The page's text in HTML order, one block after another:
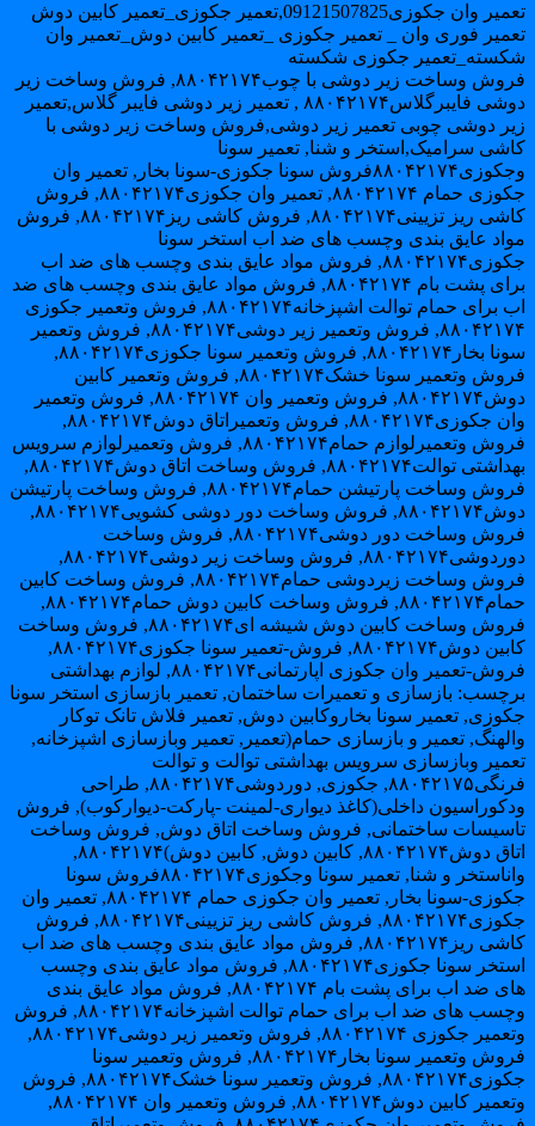
وان جکوزی09121507825,تعمیر جکوزی_تعمیر کابین دوش
فوری وان _ تعمیر جکوزی _تعمیر کابین دوش_تعمیر وان
جکوزی شکسته
فروش وساخت زیر دوشی با چوب۸۸۰۴۲۱۷۴, فروش وساخت زیر
دوشی فایبرگلاس۸۸۰۴۲۱۷۴ , تعمیر زیر دوشی فایبر گلاس,تعمیر
دوشی چوبی تعمیر زیر دوشی,فروش وساخت زیر دوشی با
سرامیک,استخر و شنا, تعمیر سونا
وجکوزی۸۸۰۴۲۱۷۴فروش سونا جکوزی-سونا بخار, تعمیر وان
جکوزی حمام ۸۸۰۴۲۱۷۴, تعمیر وان جکوزی۸۸۰۴۲۱۷۴, فروش
کاشی ریز تزیینی۸۸۰۴۲۱۷۴, فروش کاشی ریز۸۸۰۴۲۱۷۴, فروش
عایق بندی وچسب های ضد اب استخر سونا
جکوزی۸۸۰۴۲۱۷۴, فروش مواد عایق بندی وچسب های ضد اب
برای پشت بام ۸۸۰۴۲۱۷۴, فروش مواد عایق بندی وچسب های ضد
اب برای حمام توالت اشپزخانه۸۸۰۴۲۱۷۴, فروش وتعمیر جکوزی
۸۸۰۴۲۱۷۴, فروش وتعمیر زیر دوشی۸۸۰۴۲۱۷۴, فروش وتعمیر
سونا بخار۸۸۰۴۲۱۷۴, فروش وتعمیر سونا جکوزی۸۸۰۴۲۱۷۴,
فروش وتعمیر سونا خشک۸۸۰۴۲۱۷۴, فروش وتعمیر کابین
دوش۸۸۰۴۲۱۷۴, فروش وتعمیر وان ۸۸۰۴۲۱۷۴, فروش وتعمیر
وان جکوزی۸۸۰۴۲۱۷۴, فروش وتعمیراتاق دوش۸۸۰۴۲۱۷۴,
فروش وتعمیرلوازم حمام۸۸۰۴۲۱۷۴, فروش وتعمیرلوازم سرویس
بهداشتی توالت۸۸۰۴۲۱۷۴, فروش وساخت اتاق دوش۸۸۰۴۲۱۷۴,
فروش وساخت پارتیشن حمام۸۸۰۴۲۱۷۴, فروش وساخت پارتیشن
دوش۸۸۰۴۲۱۷۴, فروش وساخت دور دوشی کشویی۸۸۰۴۲۱۷۴,
فروش وساخت دور دوشی۸۸۰۴۲۱۷۴, فروش وساخت
دوردوشی۸۸۰۴۲۱۷۴, فروش وساخت زیر دوشی۸۸۰۴۲۱۷۴,
فروش وساخت زیردوشی حمام۸۸۰۴۲۱۷۴, فروش وساخت کابین
حمام۸۸۰۴۲۱۷۴, فروش وساخت کابین دوش حمام۸۸۰۴۲۱۷۴,
فروش وساخت کابین دوش شیشه ای۸۸۰۴۲۱۷۴, فروش وساخت
کابین دوش۸۸۰۴۲۱۷۴, فروش-تعمیر سونا جکوزی۸۸۰۴۲۱۷۴,
فروش-تعمیر وان جکوزی اپارتمانی۸۸۰۴۲۱۷۴, لوازم بهداشتی
بازسازی و تعمیرات ساختمان, تعمیر بازسازی استخر سونا
تعمیر سونا بخاروکابین دوش, تعمیر فلاش تانک توکار
تعمیر و بازسازی حمام(تعمیر, تعمیر وبازسازی اشپزخانه,
وبازسازی سرویس بهداشتی توالت و توالت
فرنگی۸۸۰۴۲۱۷۵, جکوزی, دوردوشی۸۸۰۴۲۱۷۴, طراحی
داخلی(کاغذ دیواری-لمینت -پارکت-دیوارکوب), فروش
ساختمانی, فروش وساخت اتاق دوش, فروش وساخت
اتاق دوش۸۸۰۴۲۱۷۴, کابین دوش, کابین دوش)۸۸۰۴۲۱۷۴,
واناستخر و شنا, تعمیر سونا وجکوزی۸۸۰۴۲۱۷۴فروش سونا
جکوزی-سونا بخار, تعمیر وان جکوزی حمام ۸۸۰۴۲۱۷۴, تعمیر وان
جکوزی۸۸۰۴۲۱۷۴, فروش کاشی ریز تزیینی۸۸۰۴۲۱۷۴, فروش
کاشی ریز۸۸۰۴۲۱۷۴, فروش مواد عایق بندی وچسب های ضد اب
استخر سونا جکوزی۸۸۰۴۲۱۷۴, فروش مواد عایق بندی وچسب
های ضد اب برای پشت بام ۸۸۰۴۲۱۷۴, فروش مواد عایق بندی
وچسب های ضد اب برای حمام توالت اشپزخانه۸۸۰۴۲۱۷۴, فروش
وتعمیر جکوزی ۸۸۰۴۲۱۷۴, فروش وتعمیر زیر دوشی۸۸۰۴۲۱۷۴,
فروش وتعمیر سونا بخار۸۸۰۴۲۱۷۴, فروش وتعمیر سونا
جکوزی۸۸۰۴۲۱۷۴, فروش وتعمیر سونا خشک۸۸۰۴۲۱۷۴, فروش
وتعمیر کابین دوش۸۸۰۴۲۱۷۴, فروش وتعمیر وان ۸۸۰۴۲۱۷۴,